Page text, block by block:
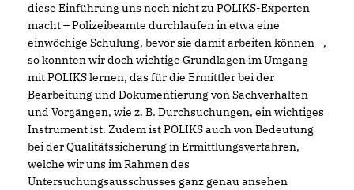
diese Einführung uns noch nicht zu POLIKS-Experten
macht – Polizeibeamte durchlaufen in etwa eine
einwöchige Schulung, bevor sie damit arbeiten können –,
so konnten wir doch wichtige Grundlagen im Umgang
mit POLIKS lernen, das für die Ermittler bei der
Bearbeitung und Dokumentierung von Sachverhalten
und Vorgängen, wie z. B. Durchsuchungen, ein wichtiges
Instrument ist. Zudem ist POLIKS auch von Bedeutung
bei der Qualitätssicherung in Ermittlungsverfahren,
welche wir uns im Rahmen des
Untersuchungsausschusses ganz genau ansehen